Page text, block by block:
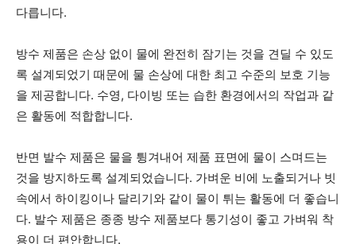
다릅니다.
방수 제품은 손상 없이 물에 완전히 잠기는 것을 견딜 수 있도
록 설계되었기 때문에 물 손상에 대한 최고 수준의 보호 기능
을 제공합니다. 수영, 다이빙 또는 습한 환경에서의 작업과 같
은 활동에 적합합니다.
반면 발수 제품은 물을 튕겨내어 제품 표면에 물이 스며드는
것을 방지하도록 설계되었습니다. 가벼운 비에 노출되거나 빗
속에서 하이킹이나 달리기와 같이 물이 튀는 활동에 더 좋습니
다. 발수 제품은 종종 방수 제품보다 통기성이 좋고 가벼워 착
용이 더 편안합니다.